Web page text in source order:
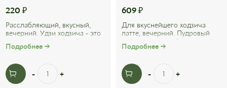
220 ₽
Расслабляющий, вкусный,
вечерний. Удзи ходзича - это
японский зелёный чай, листья
которого были обжарены в
Подробнее →
609 ₽
Для вкуснейшего ходзича
латте, вечерний. Пудровый
чай ходзича — обжаренный
зелёный чай ходзича,
Подробнее →